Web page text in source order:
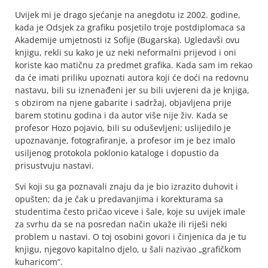
Uvijek mi je drago sjećanje na anegdotu iz 2002. godine,
kada je Odsjek za grafiku posjetilo troje postdiplomaca sa
Akademije umjetnosti iz Sofije (Bugarska). Ugledavši ovu
knjigu, rekli su kako je uz neki neformalni prijevod i oni
koriste kao matičnu za predmet grafika. Kada sam im rekao
da će imati priliku upoznati autora koji će doći na redovnu
nastavu, bili su iznenađeni jer su bili uvjereni da je knjiga,
s obzirom na njene gabarite i sadržaj, objavljena prije
barem stotinu godina i da autor više nije živ. Kada se
profesor Hozo pojavio, bili su oduševljeni; uslijedilo je
upoznavanje, fotografiranje, a profesor im je bez imalo
usiljenog protokola poklonio kataloge i dopustio da
prisustvuju nastavi.
Svi koji su ga poznavali znaju da je bio izrazito duhovit i
opušten; da je čak u predavanjima i korekturama sa
studentima često pričao viceve i šale, koje su uvijek imale
za svrhu da se na posredan način ukaže ili riješi neki
problem u nastavi. O toj osobini govori i činjenica da je tu
knjigu, njegovo kapitalno djelo, u šali nazivao „grafičkom
kuharicom“.